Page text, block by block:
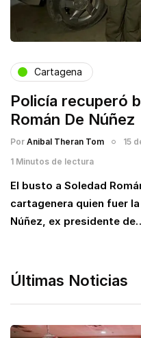
Cartagena
Policía recuperó
Román De Núñez
Por Anibal Theran Tom
15
1 Minutos de lectura
El busto a Soledad
cartagenera quien fuer
Núñez, ex presidente
Últimas Noticias